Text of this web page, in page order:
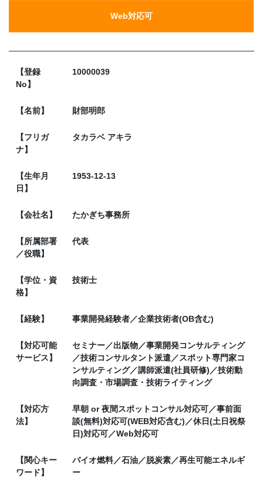
Web対応可
【登録
No】
10000039
【名前】 財部明郎
【フリガ
ナ】
タカラベ アキラ
【生年月
日】
1953-12-13
【会社名】 たかぎち事務所
【所属部署
／役職】
代表
【学位・資
格】
技術士
【経験】 事業開発経験者／企業技術者(OB含む)
【対応可能
サービス】
セミナー／出版物／事業開発コンサルティング
／技術コンサルタント派遣／スポット専門家コ
ンサルティング／講師派遣(社員研修)／技術動
向調査・市場調査・技術ライティング
【対応方
法】
早朝 or 夜間スポットコンサル対応可／事前面
談(無料)対応可(WEB対応含む)／休日(土日祝祭
日)対応可／Web対応可
【関心キー
ワード】
バイオ燃料／石油／脱炭素／再生可能エネルギ
ー